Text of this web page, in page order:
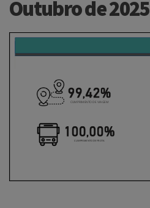
Outubro de 2025